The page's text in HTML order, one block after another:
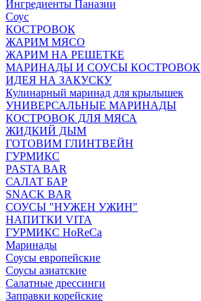
Ингредиенты Паназии
Соус
КОСТРОВОК
ЖАРИМ МЯСО
ЖАРИМ НА РЕШЕТКЕ
МАРИНАДЫ И СОУСЫ КОСТРОВОК
ИДЕЯ НА ЗАКУСКУ
Кулинарный маринад для крылышек
УНИВЕРСАЛЬНЫЕ МАРИНАДЫ
КОСТРОВОК ДЛЯ МЯСА
ЖИДКИЙ ДЫМ
ГОТОВИМ ГЛИНТВЕЙН
ГУРМИКС
PASTA BAR
САЛАТ БАР
SNACK BAR
СОУСЫ "НУЖЕН УЖИН"
НАПИТКИ VITA
ГУРМИКС HoReCa
Маринады
Соусы европейские
Соуcы азиатские
Салатные дрессинги
Заправки корейские